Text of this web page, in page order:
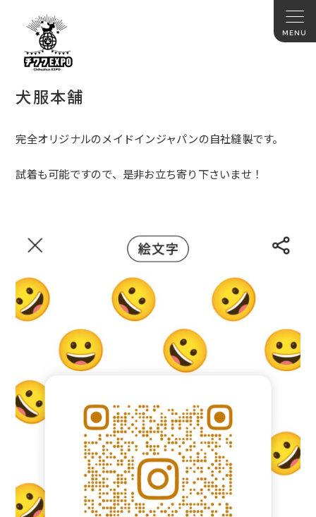
犬服本舗
完全オリジナルのメイドインジャパンの自社縫製です。
試着も可能ですので、是非お立ち寄り下さいませ！